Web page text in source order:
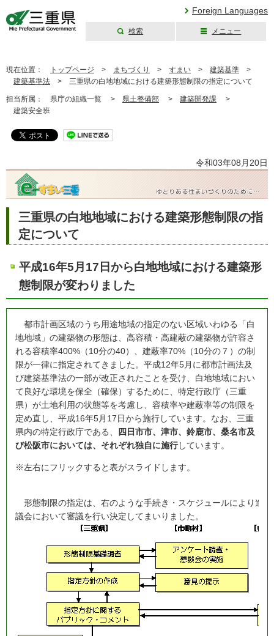
Foreign Languages
検索 メニュー
現在位置： トップページ > まちづくり > すまい > 建築基準 >
建築基準法 > 三重県の白地地域における建築形態制限の指定について
担当所属： 県庁の組織一覧 > 県土整備部 > 建築開発課 >
建築安全班
令和03年08月20日
三重県の白地地域における建築形態制限の指
定について
平成16年5月17日から白地地域における建築形
態制限が変わりました
都市計画区域のうち用途地域の指定のない区域いわゆる「白
地地域」の建築物の形態は、高容積・高建蔽の建築物が許容さ
れる容積率400%（10分の40）、建蔽率70%（10分の７）の制
限が一律に指定されてきました。平成12年5月に都市計画法及
び建築基準法の一部が改正されたことを受け、白地地域におい
て良好な環境を保全（確保）するために、特定行政庁（三重
県）が土地利用の状態等を考慮し、容積率や建蔽率等の制限を
定め直し、平成16年5月17日から施行しています。なお、三重
県内の特定行政庁である、
四日市市、津市、鈴鹿市、桑名市及
び松阪市においては、それぞれ独自に施行しています。
※左右にフリックすると表がスライドします。
形態制限の指定は、右のような手続き・スケジュールにより進
議会において審議を行い決定してまいりました。